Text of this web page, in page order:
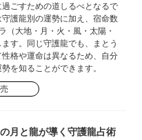
ごすための道しるべとなるで
守護龍別の運勢に加え、宿命数
（大地・月・火・風・太陽・
す。同じ守護龍でも、まとう
格や運命は異なるため、自分
を知ることができます。
月と龍が導く守護龍占術